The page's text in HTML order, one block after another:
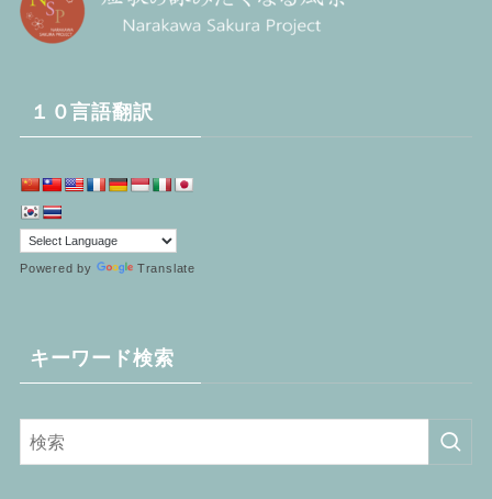
１０言語翻訳
Powered by Translate
キーワード検索